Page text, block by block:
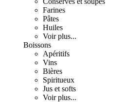
Farines
Pâtes
Huiles
Voir plus...
Boissons
Apéritifs
Vins
Bières
Spiritueux
Jus et softs
Voir plus...